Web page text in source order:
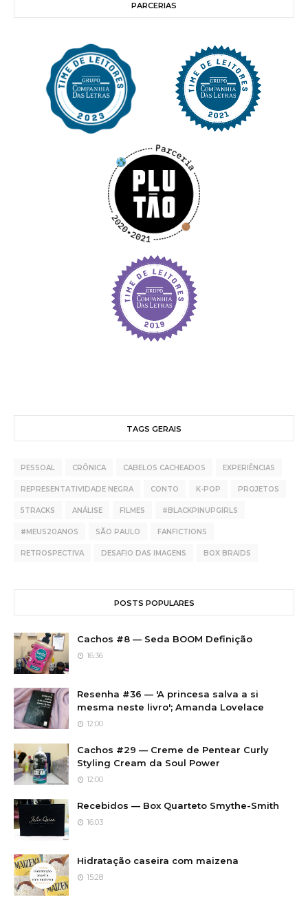
PARCERIAS
TAGS GERAIS
PESSOAL CRÔNICA CABELOS CACHEADOS EXPERIÊNCIAS
REPRESENTATIVIDADE NEGRA CONTO K-POP PROJETOS
5TRACKS ANÁLISE FILMES #BLACKPINUPGIRLS
#MEUS20ANOS SÃO PAULO FANFICTIONS
RETROSPECTIVA DESAFIO DAS IMAGENS BOX BRAIDS
POSTS POPULARES
Cachos #8 — Seda BOOM Definição
16:36
Resenha #36 — 'A princesa salva a si
mesma neste livro'; Amanda Lovelace
12:00
Cachos #29 — Creme de Pentear Curly
Styling Cream da Soul Power
12:00
Recebidos — Box Quarteto Smythe-Smith
16:03
Hidratação caseira com maizena
15:28